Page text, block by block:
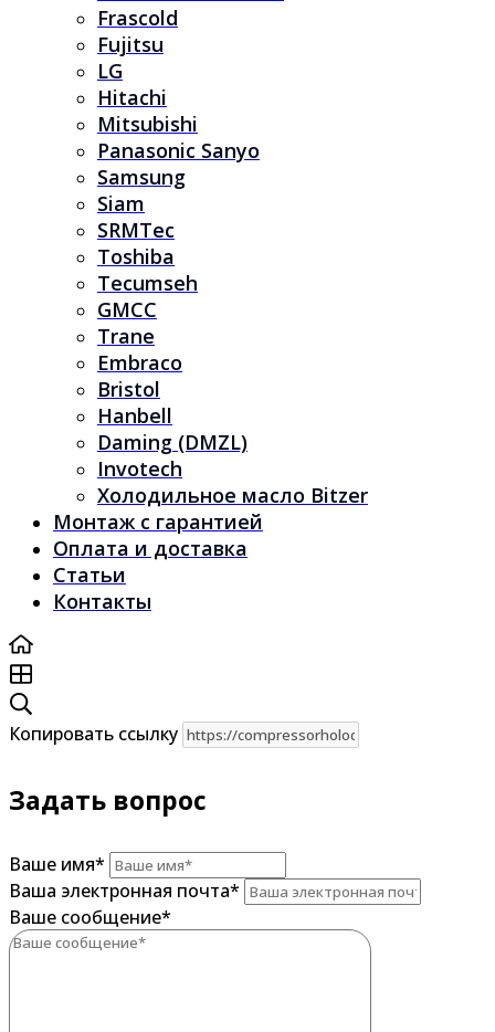
Frascold
Fujitsu
LG
Hitachi
Mitsubishi
Panasonic Sanyo
Samsung
Siam
SRMTec
Toshiba
Tecumseh
GMCC
Trane
Embraco
Bristol
Hanbell
Daming (DMZL)
Invotech
Холодильное масло Bitzer
Монтаж с гарантией
Оплата и доставка
Статьи
Контакты
Копировать ссылку
Задать вопрос
Ваше имя*
Ваша электронная почта*
Ваше сообщение*